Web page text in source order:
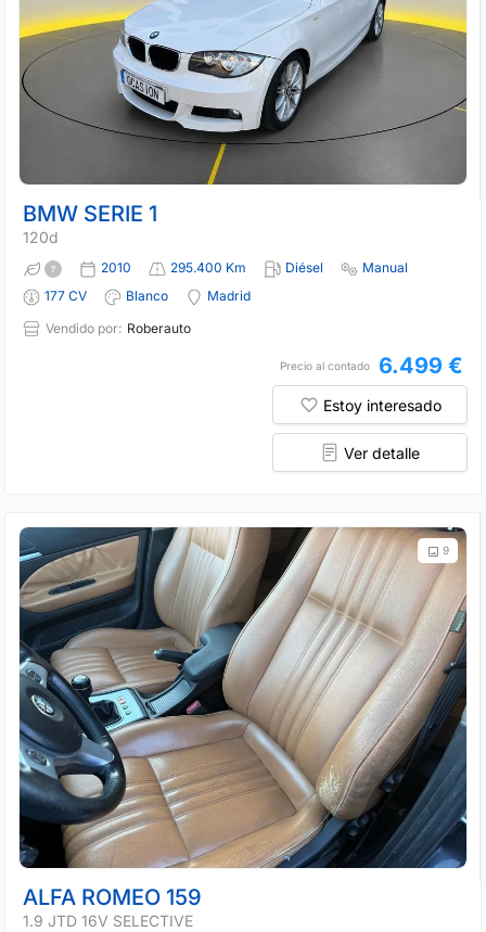
BMW SERIE 1
120d
2010 295.400 Km Diésel
Manual
177 CV
Blanco
Madrid
Vendido por: Roberauto
Precio al contado 6.499 €
Estoy interesado
Ver detalle
9
ALFA ROMEO 159
1.9 JTD 16V SELECTIVE